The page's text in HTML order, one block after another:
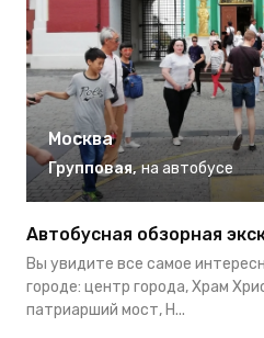
Москва
Групповая, на автобусе
Автобусная обзорная
Вы увидите все самое
городе: центр города, Храм
патриарший мост, Н...